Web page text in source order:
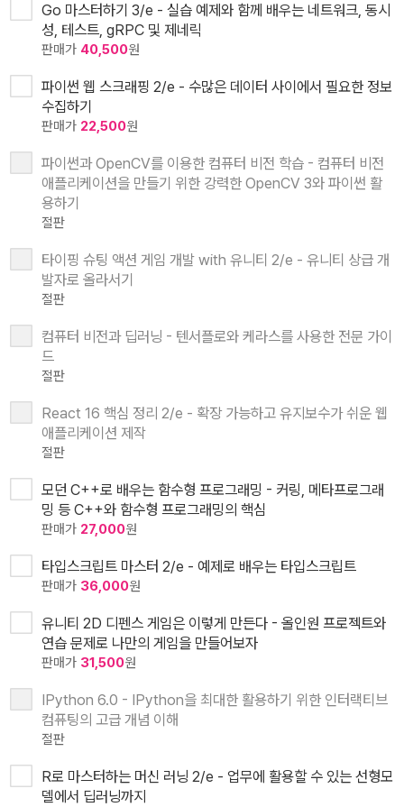
Go 마스터하기 3/e - 실습 예제와 함께 배우는 네트워크, 동시
성, 테스트, gRPC 및 제네릭
판매가 40,500원
파이썬 웹 스크래핑 2/e - 수많은 데이터 사이에서 필요한 정보
수집하기
판매가 22,500원
파이썬과 OpenCV를 이용한 컴퓨터 비전 학습 - 컴퓨터 비전
애플리케이션을 만들기 위한 강력한 OpenCV 3와 파이썬 활
용하기
절판
타이핑 슈팅 액션 게임 개발 with 유니티 2/e - 유니티 상급 개
발자로 올라서기
절판
컴퓨터 비전과 딥러닝 - 텐서플로와 케라스를 사용한 전문 가이
드
절판
React 16 핵심 정리 2/e - 확장 가능하고 유지보수가 쉬운 웹
애플리케이션 제작
절판
모던 C++로 배우는 함수형 프로그래밍 - 커링, 메타프로그래
밍 등 C++와 함수형 프로그래밍의 핵심
판매가 27,000원
타입스크립트 마스터 2/e - 예제로 배우는 타입스크립트
판매가 36,000원
유니티 2D 디펜스 게임은 이렇게 만든다 - 올인원 프로젝트와
연습 문제로 나만의 게임을 만들어보자
판매가 31,500원
IPython 6.0 - IPython을 최대한 활용하기 위한 인터랙티브
컴퓨팅의 고급 개념 이해
절판
R로 마스터하는 머신 러닝 2/e - 업무에 활용할 수 있는 선형모
델에서 딥러닝까지